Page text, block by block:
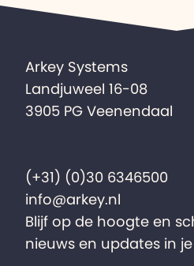
Arkey Systems
Landjuweel 16-08
3905 PG Veenendaal
(+31) (0)30 6346500
info@arkey.nl
Blijf op de hoogte en
nieuws en updates in